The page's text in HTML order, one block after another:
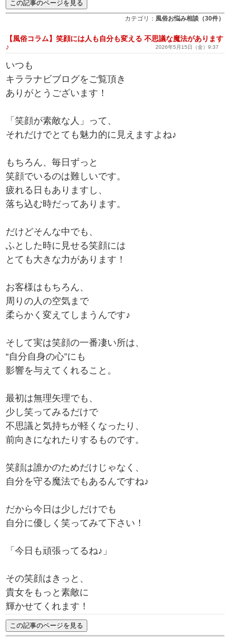
カテゴリ： 風俗お悩み相談（30件）
【風俗コラム】笑顔には人も自分も変える 不思議な魔法があります
♪
2026年5月15日（金）9:37
いつも
キララナビブログをご覧頂き
ありがとうございます！
「笑顔が素敵な人」って、
それだけでとても魅力的に見えますよね♪
もちろん、毎日ずっと
笑顔でいるのは難しいです。
疲れる日もありますし、
落ち込む時だってあります。
だけどそんな中でも、
ふとした時に見せる笑顔には
とても大きな力があります！
お客様はもちろん、
周りの人の空気まで
柔らかく変えてしまうんです♪
そして実は笑顔の一番凄い所は、
“自分自身の心”にも
影響を与えてくれること。
最初は無理矢理でも、
少し笑ってみるだけで
不思議と気持ちが軽くなったり、
前向きになれたりするものです。
笑顔は誰かのためだけじゃなく、
自分を守る魔法でもあるんですね♪
だから今日は少しだけでも
自分に優しく笑ってみて下さい！
「今日も頑張ってるね♪」
その笑顔はきっと、
貴女をもっと素敵に
輝かせてくれます！